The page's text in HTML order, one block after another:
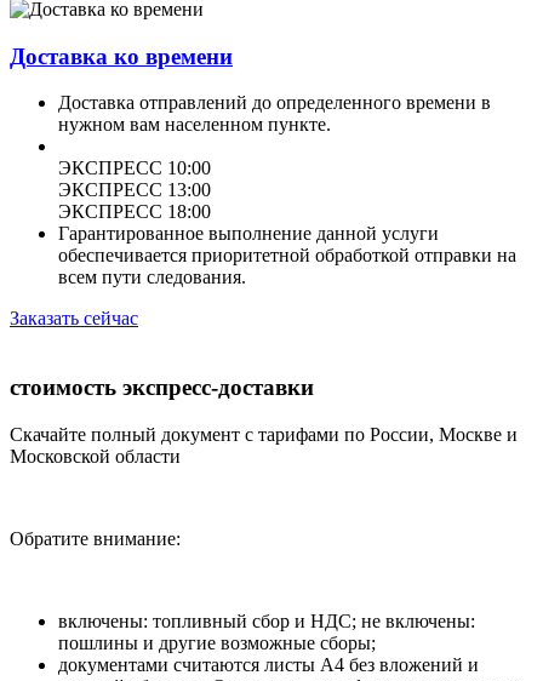
Доставка ко времени
Доставка отправлений до определенного времени в
нужном вам населенном пункте.
ЭКСПРЕСС 10:00
ЭКСПРЕСС 13:00
ЭКСПРЕСС 18:00
Гарантированное выполнение данной услуги
обеспечивается приоритетной обработкой отправки на
всем пути следования.
Заказать сейчас
стоимость экспресс-доставки
Скачайте полный документ с тарифами по России, Москве и
Московской области
Обратите внимание:
включены: топливный сбор и НДС; не включены:
пошлины и другие возможные сборы;
документами считаются листы А4 без вложений и